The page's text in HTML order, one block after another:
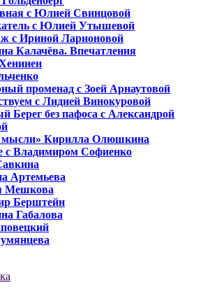
с Юлией Свинцовой
с Юлией Утышевой
с Ириной Ларионовой
Калачёва. Впечатления
променад с Зоей Арнаутовой
с Лидией Винокуровой
Берег без пафоса с Александрой
мысли» Кирилла Олюшкина
с Владимиром Софиенко
Артемьева
Мешкова
Берштейн
Габалова